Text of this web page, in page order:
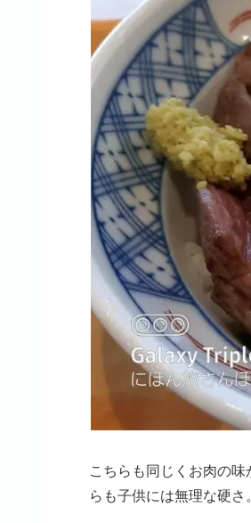
こちらも同じくお肉の
らも子供には無理な硬さ